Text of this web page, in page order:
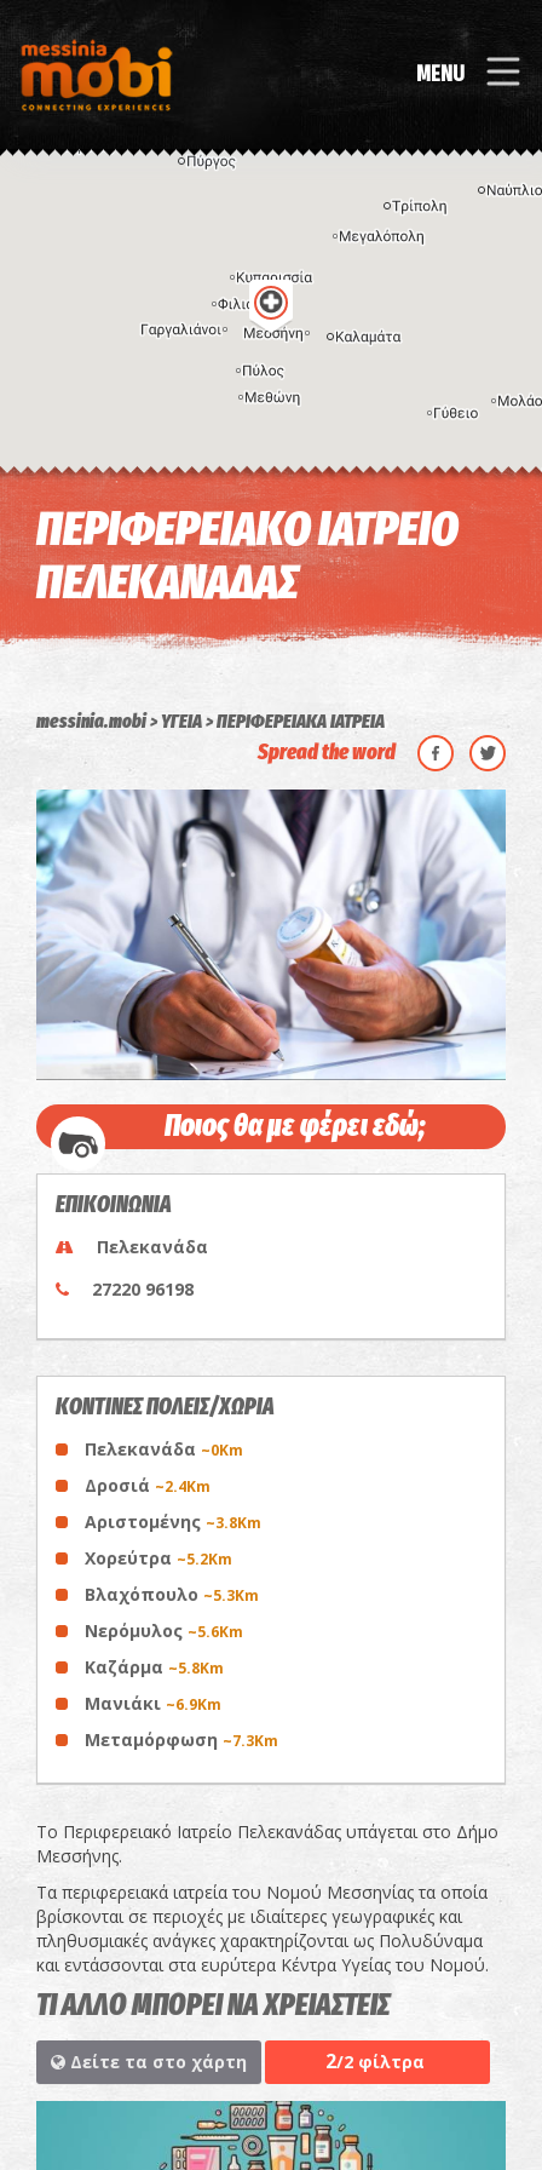
MENU
Η εικόνα ενδέχεται να υπόκειται σε πνευματικά δικαιώματα Όροι
ΠΕΡΙΦΕΡΕΙΑΚΟ ΙΑΤΡΕΙΟ
ΠΕΛΕΚΑΝΑΔΑΣ
messinia.mobi ΥΓΕΙΑ ΠΕΡΙΦΕΡΕΙΑΚΑ ΙΑΤΡΕΙΑ
Spread the word
Ποιος θα με φέρει εδώ;
ΕΠΙΚΟΙΝΩΝΙΑ
Πελεκανάδα
27220 96198
ΚΟΝΤΙΝΕΣ ΠΟΛΕΙΣ/ΧΩΡΙΑ
Πελεκανάδα ~0Km
Δροσιά ~2.4Km
Αριστομένης ~3.8Km
Χορεύτρα ~5.2Km
Βλαχόπουλο ~5.3Km
Νερόμυλος ~5.6Km
Καζάρμα ~5.8Km
Μανιάκι ~6.9Km
Μεταμόρφωση ~7.3Km
Το Περιφερειακό Ιατρείο Πελεκανάδας υπάγεται στο Δήμο
Μεσσήνης.
Τα περιφερειακά ιατρεία του Νομού Μεσσηνίας τα οποία
βρίσκονται σε περιοχές με ιδιαίτερες γεωγραφικές και
πληθυσμιακές ανάγκες χαρακτηρίζονται ως Πολυδύναμα
και εντάσσονται στα ευρύτερα Κέντρα Υγείας του Νομού.
ΤΙ ΑΛΛΟ ΜΠΟΡΕΙ ΝΑ ΧΡΕΙΑΣΤΕΙΣ
Δείτε τα στο χάρτη 2/2 φίλτρα